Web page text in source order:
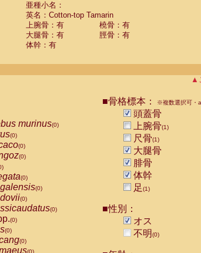
(0)
(0)
(0)
(0)
(0)
(0)
(0)
cana
rubicundus
亜種小名：
英名：Cotton-top Tamarin
上腕骨：有
橈骨：有
大腿骨：有
脛骨：有
体幹：有
▲
murinus(0)
(0)
(0)
(0)
(0)
(0)
(0)
(0)
(0)
(0)
(0)
(0)
■骨格標本： ※複数選択可・
頭蓋骨
上腕骨(1)
尺骨(1)
大腿骨
腓骨
体幹
足(1)
■性別：
オス
不明(0)